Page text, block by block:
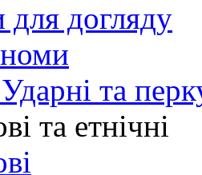
для догляду
та
та етнічні